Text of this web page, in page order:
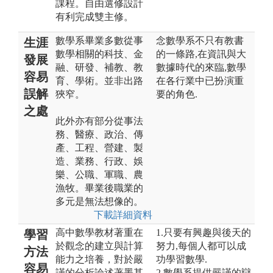
課程。自由選修設計
有利完成雙主修。
生涯
發展
容易
誤解
之處
數學系畢業多數從事
數學相關的科技、金
融、研發、補教、教
育、學術。並非出路
狹窄。
此外亦有部分從事法
務、醫療、政治、傳
產、工程、營建、製
造、業務、行政、娛
樂、公職、軍職、農
漁牧。畢業後職業的
多元是無法想像的。
下載詳細資料
念數學系不只有教書
的一條路,在資訊與大
數據時代的來臨,數學
在各行業中已扮演重
要的角色.
學習
方法
容易
高中數學教材著重在
於觀念的建立與計算
能力之培養，對於嚴
1.只要有興趣與後天的
努力,每個人都可以成
功學習數學.